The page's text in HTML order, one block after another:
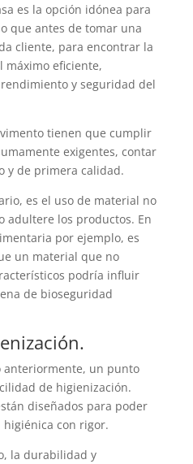
es la opción idónea para
que antes de tomar una
cliente, para encontrar la
máximo eficiente,
y seguridad del
tienen que cumplir
exigentes, contar
y de primera calidad.
es el uso de material no
adultere los productos. En
por ejemplo, es
un material que no
podría influir
de bioseguridad
anteriormente, un punto
de higienización.
diseñados para poder
con rigor.
la durabilidad y